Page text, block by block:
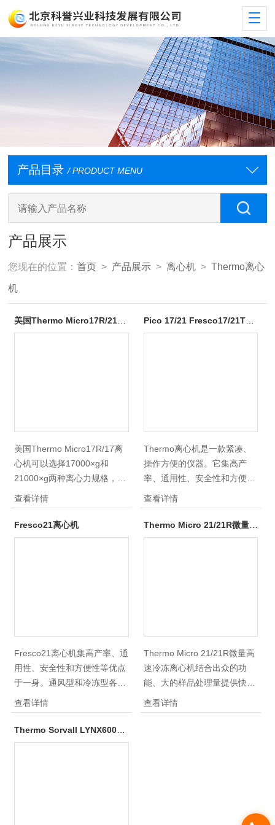
产品目录 / PRODUCT MENU
产品展示
您现在的位置：首页 > 产品展示 >离心机 >Thermo离心
机
美国Thermo Micro17R/17离
心机可以选择17000×g和
21000×g两种离心力规格，具
有通风型和冷冻型不同型号，
是各类分子生物学、医学实验
室理想的离心工具。其无碳刷
频率感应电机可以实现宁静、
查看详情
Pico 17/21 Fresco17/21Thermo Pico 21微量离心机
Thermo离心机是一款紧凑、
操作方便的仪器。它集高产
率、通用性、安全性和方便性
等优点于一身。通风型和冷冻
型各具有17,000 x g and
21,000 x g两种型号可供选
择。提供了广泛的转头选择，
查看详情
Fresco21离心机
Fresco21离心机集高产率、通
用性、安全性和方便性等优点
于一身。通风型和冷冻型各具
有17,000 x g and 21,000 x g
两种型号可供选择。提供了广
泛的转头选择，适用于各种微
量体积的离心应用，如核酸制
查看详情
Thermo Micro 21/21R微量高速冷冻离心机
Thermo Micro 21/21R微量高
速冷冻离心机结合出众的功
能、大的样品处理量提供快
速、高效的微量离心管离心。
广泛选择的转头， 两种
查看详情